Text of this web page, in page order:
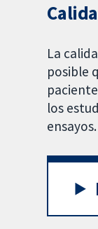
La
posible
los
ensayos.